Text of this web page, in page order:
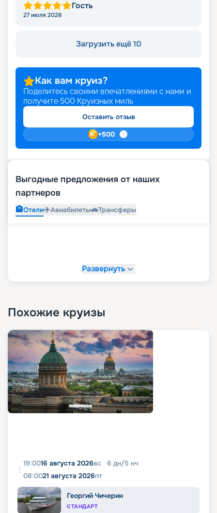
Гость
27 июля 2026
Загрузить ещё 10
Как вам круиз?
Поделитесь своими впечатлениями с нами и
получите 500 Круизных миль
Оставить отзыв
+500
Выгодные предложения от наших
партнеров
🏨Отели✈️Авиабилеты🚗Трансферы
Развернуть
Похожие круизы
19:0016 августа 2026вс 6 дн/5 нч
08:0021 августа 2026пт
Георгий Чичерин
СТАНДАРТ